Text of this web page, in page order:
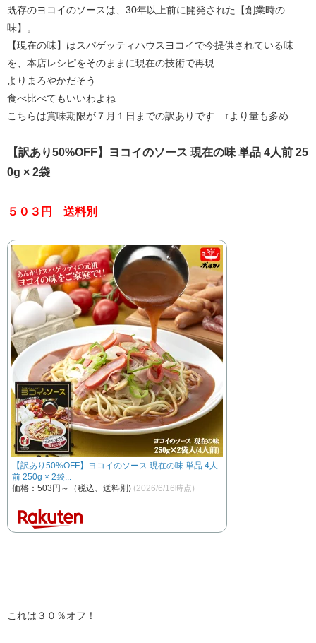
既存のヨコイのソースは、30年以上前に開発された【創業時の
味】。
【現在の味】はスパゲッティハウスヨコイで今提供されている味
を、本店レシピをそのままに現在の技術で再現
よりまろやかだそう
食べ比べてもいいわよね
こちらは賞味期限が７月１日までの訳ありです ↑より量も多め
【訳あり50%OFF】ヨコイのソース 現在の味 単品 4人前 25
0g × 2袋
５０３円 送料別
【訳あり50%OFF】ヨコイのソース 現在の味 単品 4人
前 250g × 2袋...
価格：503円～（税込、送料別) (2026/6/16時点)
これは３０％オフ！